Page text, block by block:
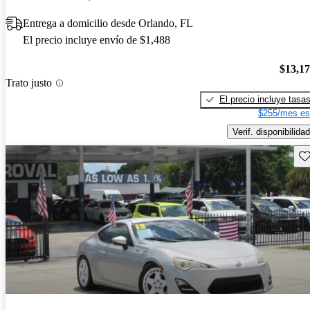
Entrega a domicilio desde Orlando, FL
El precio incluye envío de $1,488
Trato justo
El precio incluye tasas
$255/mes
Verif. disponibilidad